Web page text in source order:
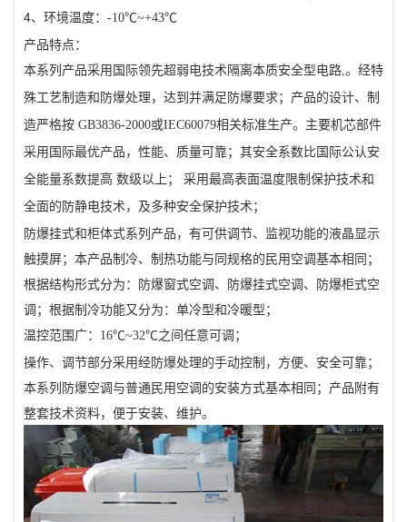
4、环境温度： -10℃~+43℃
产品特点：
本系列产品采用国际领先超弱电技术隔离本质安全型电路 。经特
殊工艺制造和防爆处理，达到并满足防爆要求；产品的设计、制
造严格按 GB3836-2000或IEC60079相关标准生产。主要机芯部件
采用国际最优产品，性能、质量可靠；其安全系数比国际公认安
全能量系数提高 数级以上； 采用最高表面温度限制保护技术和
全面的防静电技术，及多种安全保护技术；
防爆挂式和柜体式系列产品，有可供调节、监视功能的液晶显示
触摸屏；本产品制冷、制热功能与同规格的民用空调基本相同；
根据结构形式分为：防爆窗式空调、防爆挂式空调、防爆柜式空
调；根据制冷功能又分为：单冷型和冷暖型；
温控范围广：
16℃~32℃之间任意可调；
操作、调节部分采用经防爆处理的手动控制，方便、安全可靠；
本系列防爆空调与普通民用空调的安装方式基本相同；产品附有
整套技术资料，便于安装、维护。